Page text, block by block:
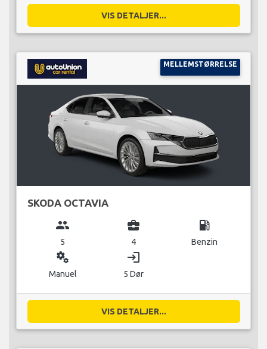
VIS DETALJER...
MELLEMSTØRRELSE
SKODA OCTAVIA
group
5
business_center
4
local_gas_station
Benzin
miscellaneous_services
Manuel
login
5 Dør
VIS DETALJER...